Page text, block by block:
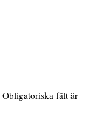
Obligatoriska fält är